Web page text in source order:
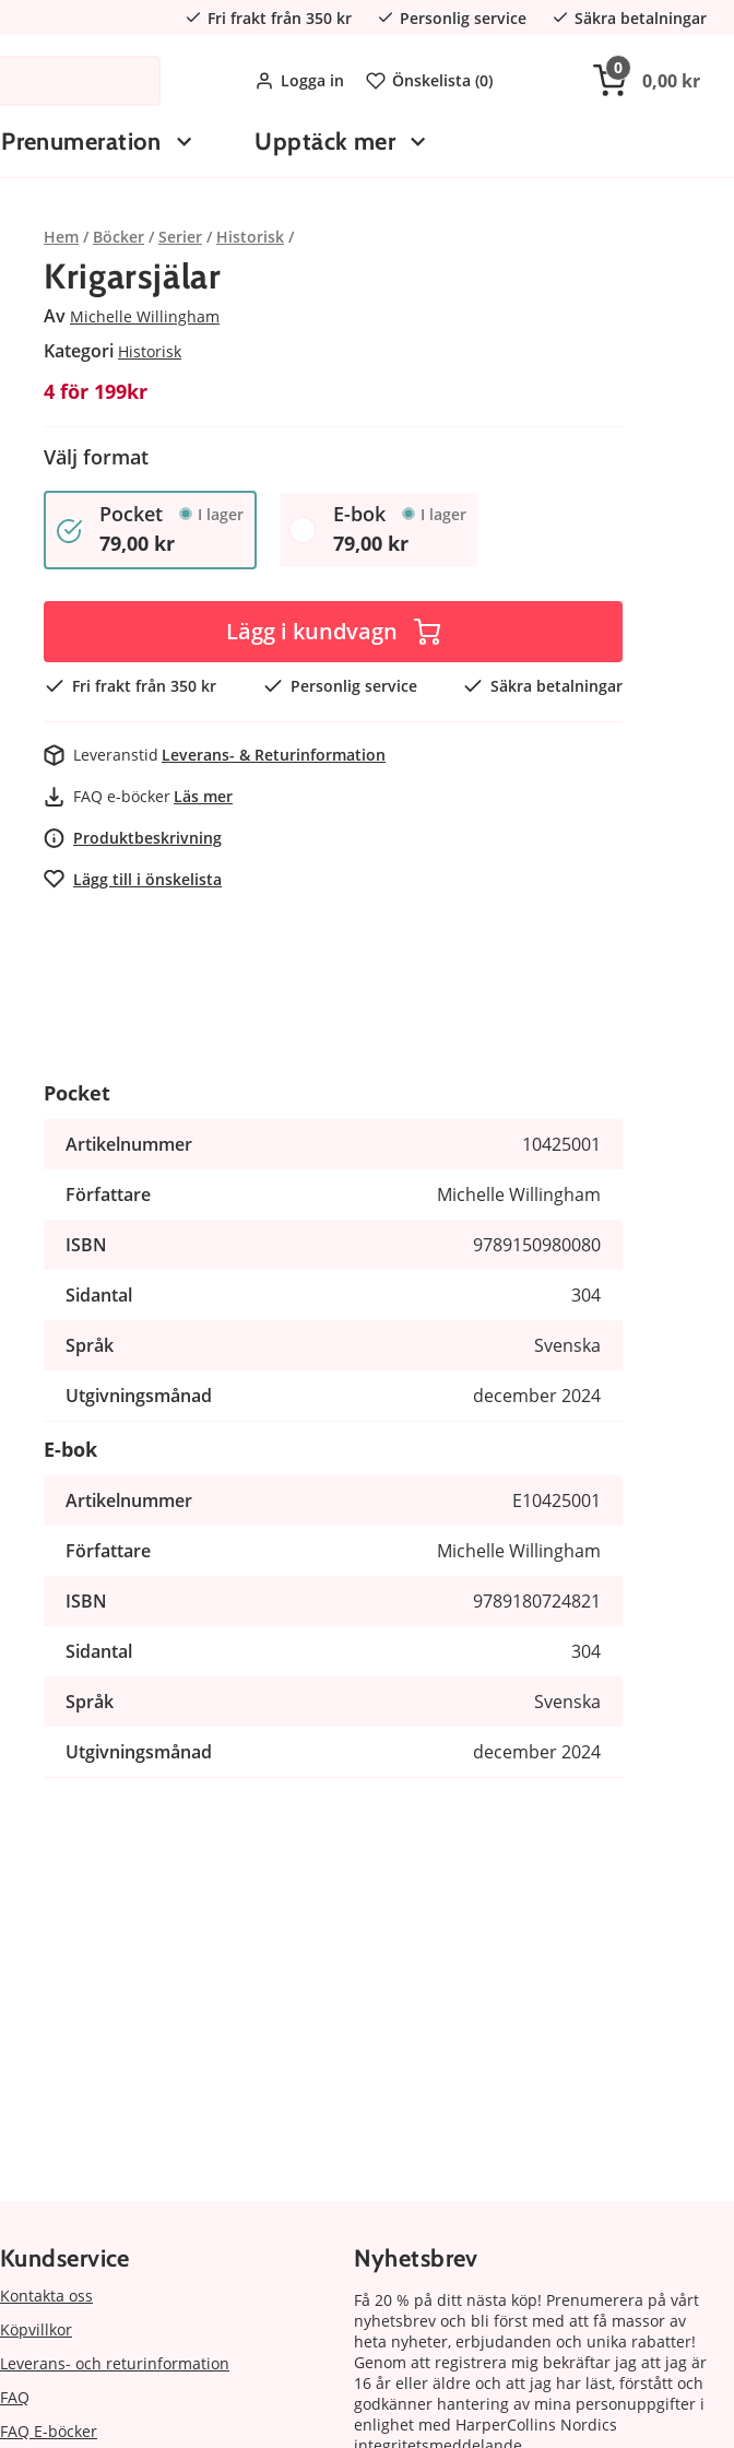
Fri frakt från 350 kr Personlig service Säkra betalningar
Logga in Önskelista (0)
0
0,00 kr
Prenumeration Upptäck mer
Hem Böcker Serier Historisk
Krigarsjälar
Av Michelle Willingham
Kategori Historisk
4 för 199kr
Välj format
Pocket I lager
79,00 kr
E-bok I lager
79,00 kr
Lägg i kundvagn
Fri frakt från 350 kr Personlig service Säkra betalningar
Leveranstid Leverans- & Returinformation
FAQ e-böcker Läs mer
Produktbeskrivning
Lägg till i önskelista
Pocket
Artikelnummer 10425001
Författare Michelle Willingham
ISBN 9789150980080
Sidantal 304
Språk Svenska
Utgivningsmånad december 2024
E-bok
Artikelnummer E10425001
Författare Michelle Willingham
ISBN 9789180724821
Sidantal 304
Språk Svenska
Utgivningsmånad december 2024
Kundservice
Kontakta oss
Köpvillkor
Leverans- och returinformation
FAQ
FAQ E-böcker
Nyhetsbrev
Få 20 % på ditt nästa köp! Prenumerera på vårt
nyhetsbrev och bli först med att få massor av
heta nyheter, erbjudanden och unika rabatter!
Genom att registrera mig bekräftar jag att jag är
16 år eller äldre och att jag har läst, förstått och
godkänner hantering av mina personuppgifter i
enlighet med HarperCollins Nordics